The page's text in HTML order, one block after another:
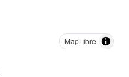
MapLibre